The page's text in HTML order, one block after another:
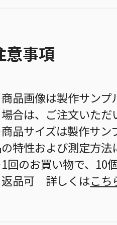
意事項
品画像は製作サンプ
合は、ご注文いた
品サイズは製作サン
特性および測定方
回のお買い物で、10
品可 詳しくはこち